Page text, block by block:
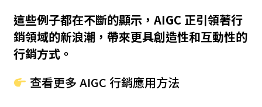
這些例子都在不斷的顯示，AIGC 正引領著行
銷領域的新浪潮，帶來更具創造性和互動性的
行銷方式。
查看更多 AIGC 行銷應用方法